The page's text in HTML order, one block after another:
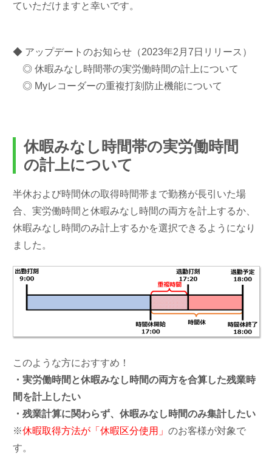
ていただけますと幸いです。
◆ アップデートのお知らせ（2023年2月7日リリース）
◎ 休暇みなし時間帯の実労働時間の計上について
◎ Myレコーダーの重複打刻防止機能について
休暇みなし時間帯の実労働時間
の計上について
半休および時間休の取得時間帯まで勤務が長引いた場
合、実労働時間と休暇みなし時間の両方を計上するか、
休暇みなし時間のみ計上するかを選択できるようになり
ました。
このような方におすすめ！
・実労働時間と休暇みなし時間の両方を合算した残業時
間を計上したい
・残業計算に関わらず、休暇みなし時間のみ集計したい
※休暇取得方法が「休暇区分使用」のお客様が対象で
す。